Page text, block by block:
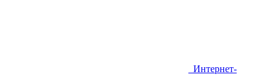
Интернет-